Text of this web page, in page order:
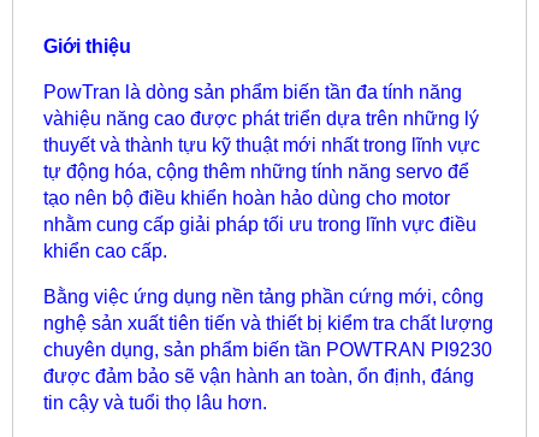
Giới thiệu
PowTran là dòng sản phẩm biến tần đa tính năng
vàhiệu năng cao được phát triển dựa trên những lý
thuyết và thành tựu kỹ thuật mới nhất trong lĩnh vực
tự động hóa, cộng thêm những tính năng servo để
tạo nên bộ điều khiển hoàn hảo dùng cho motor
nhằm cung cấp giải pháp tối ưu trong lĩnh vực điều
khiển cao cấp.
Bằng việc ứng dụng nền tảng phần cứng mới, công
nghệ sản xuất tiên tiến và thiết bị kiểm tra chất lượng
chuyên dụng, sản phẩm biến tần POWTRAN PI9230
được đảm bảo sẽ vận hành an toàn, ổn định, đáng
tin cậy và tuổi thọ lâu hơn.